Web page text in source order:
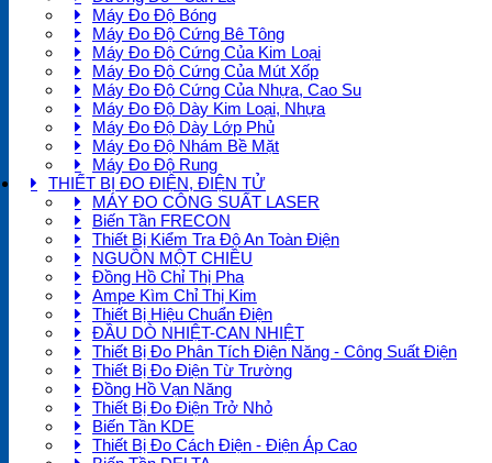
Máy Đo Độ Bóng
Máy Đo Độ Cứng Bê Tông
Máy Đo Độ Cứng Của Kim Loại
Máy Đo Độ Cứng Của Mút Xốp
Máy Đo Độ Cứng Của Nhựa, Cao Su
Máy Đo Độ Dày Kim Loại, Nhựa
Máy Đo Độ Dày Lớp Phủ
Máy Đo Độ Nhám Bề Mặt
Máy Đo Độ Rung
THIẾT BỊ ĐO ĐIỆN, ĐIỆN TỬ
MÁY ĐO CÔNG SUẤT LASER
Biến Tần FRECON
Thiết Bị Kiểm Tra Độ An Toàn Điện
NGUỒN MỘT CHIỀU
Đồng Hồ Chỉ Thị Pha
Ampe Kìm Chỉ Thị Kim
Thiết Bị Hiệu Chuẩn Điện
ĐẦU DÒ NHIỆT-CAN NHIỆT
Thiết Bị Đo Phân Tích Điện Năng - Công Suất Điện
Thiết Bị Đo Điện Từ Trường
Đồng Hồ Vạn Năng
Thiết Bị Đo Điện Trở Nhỏ
Biến Tần KDE
Thiết Bị Đo Cách Điện - Điện Áp Cao